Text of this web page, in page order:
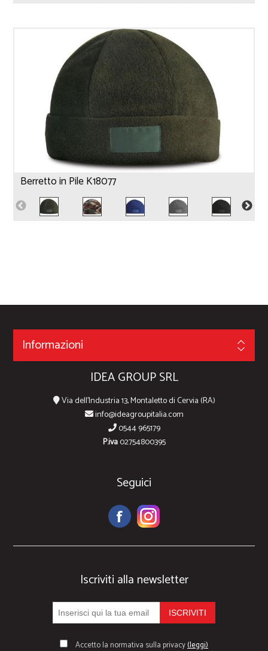
Berretto in Pile K18077
Informazioni
IDEA GROUP SRL
Via dell'Industria 13, Montaletto di Cervia (RA)
info@ideagroupitalia.com
0544 965179
P.iva02754800395
Seguici
Iscriviti alla newsletter
Accetto la normativa sulla privacy(leggi)